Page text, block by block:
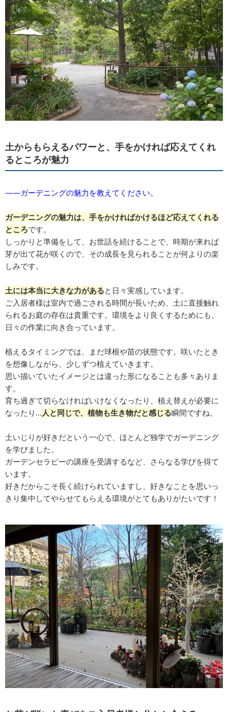
土からもらえるパワーと、手をかければ応えてくれ
るところが魅力
――ガーデニングの魅力を教えてください。
ガーデニングの魅力は、手をかければかけるほど応えてくれる
ところです。
しっかりと準備をして、お世話を続けることで、時期が来れば
芽が出て花が咲くので、その成長を見られることが何よりの楽
しみです。
土には本当に大きな力があると日々実感しています。
ご入居者様は室内で過ごされる時間が長いため、土に直接触れ
られるお庭の存在は貴重です。環境をより良くするためにも、
日々の作業に向き合っています。
植えるタイミングでは、まだ球根や苗の状態です。咲いたとき
を想像しながら、少しずつ植えていきます。
思い描いていたイメージとは違った形になることも多々ありま
す。
育ち過ぎて切らなければいけなくなったり、植え替えが必要に
なったり…人と同じで、植物も生き物だと感じる瞬間ですね。
土いじりが好きだという一心で、ほとんど独学でガーデニング
を学びました。
ガーデンセラピーの講座を受講するなど、さらなる学びを得て
います。
好きだからこそ長く続けられていますし、好きなことを思いっ
きり集中してやらせてもらえる環境がとてもありがたいです！